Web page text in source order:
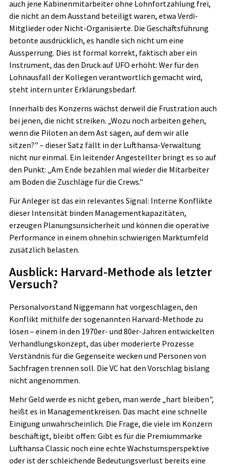
auch jene Kabinenmitarbeiter ohne Lohnfortzahlung frei,
die nicht an dem Ausstand beteiligt waren, etwa Verdi-
Mitglieder oder Nicht-Organisierte. Die Geschäftsführung
betonte ausdrücklich, es handle sich nicht um eine
Aussperrung. Dies ist formal korrekt, faktisch aber ein
Instrument, das den Druck auf UFO erhöht: Wer für den
Lohnausfall der Kollegen verantwortlich gemacht wird,
steht intern unter Erklärungsbedarf.
Innerhalb des Konzerns wächst derweil die Frustration auch
bei jenen, die nicht streiken. „Wozu noch arbeiten gehen,
wenn die Piloten an dem Ast sägen, auf dem wir alle
sitzen?" – dieser Satz fällt in der Lufthansa-Verwaltung
nicht nur einmal. Ein leitender Angestellter bringt es so auf
den Punkt: „Am Ende bezahlen mal wieder die Mitarbeiter
am Boden die Zuschläge für die Crews."
Für Anleger ist das ein relevantes Signal: Interne Konflikte
dieser Intensität binden Managementkapazitäten,
erzeugen Planungsunsicherheit und können die operative
Performance in einem ohnehin schwierigen Marktumfeld
zusätzlich belasten.
Ausblick: Harvard-Methode als letzter
Versuch?
Personalvorstand Niggemann hat vorgeschlagen, den
Konflikt mithilfe der sogenannten Harvard-Methode zu
lösen – einem in den 1970er- und 80er-Jahren entwickelten
Verhandlungskonzept, das über moderierte Prozesse
Verständnis für die Gegenseite wecken und Personen von
Sachfragen trennen soll. Die VC hat den Vorschlag bislang
nicht angenommen.
Mehr Geld werde es nicht geben, man werde „hart bleiben",
heißt es in Managementkreisen. Das macht eine schnelle
Einigung unwahrscheinlich. Die Frage, die viele im Konzern
beschäftigt, bleibt offen: Gibt es für die Premiummarke
Lufthansa Classic noch eine echte Wachstumsperspektive
oder ist der schleichende Bedeutungsverlust bereits eine